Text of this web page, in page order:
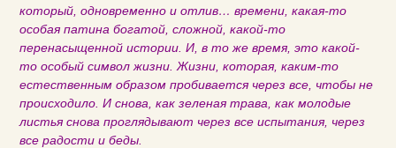
который, одновременно и отлив… времени, какая-то
особая патина богатой, сложной, какой-то
перенасыщенной истории. И, в то же время, это какой-
то особый символ жизни. Жизни, которая, каким-то
естественным образом пробивается через все, чтобы не
происходило. И снова, как зеленая трава, как молодые
листья снова проглядывают через все испытания, через
все радости и беды.